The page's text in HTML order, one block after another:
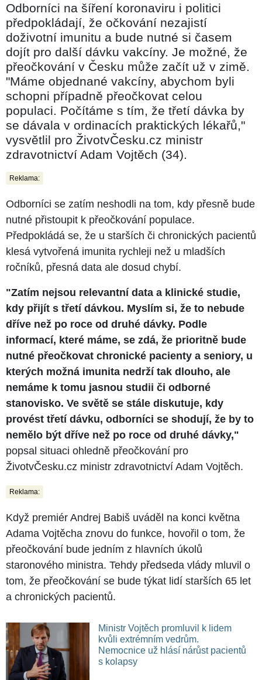
Odborníci na šíření koronaviru i politici
předpokládají, že očkování nezajistí
doživotní imunitu a bude nutné si časem
dojít pro další dávku vakcíny. Je možné, že
přeočkování v Česku může začít už v zimě.
"Máme objednané vakcíny, abychom byli
schopni případně přeočkovat celou
populaci. Počítáme s tím, že třetí dávka by
se dávala v ordinacích praktických lékařů,"
vysvětlil pro ŽivotvČesku.cz ministr
zdravotnictví Adam Vojtěch (34).
Reklama:
Odborníci se zatím neshodli na tom, kdy přesně bude
nutné přistoupit k přeočkování populace.
Předpokládá se, že u starších či chronických pacientů
klesá vytvořená imunita rychleji než u mladších
ročníků, přesná data ale dosud chybí.
"Zatím nejsou relevantní data a klinické studie,
kdy přijít s třetí dávkou. Myslím si, že to nebude
dříve než po roce od druhé dávky. Podle
informací, které máme, se zdá, že prioritně bude
nutné přeočkovat chronické pacienty a seniory, u
kterých možná imunita nedrží tak dlouho, ale
nemáme k tomu jasnou studii či odborné
stanovisko. Ve světě se stále diskutuje, kdy
provést třetí dávku, odborníci se shodují, že by to
nemělo být dříve než po roce od druhé dávky,"
popsal situaci ohledně přeočkování pro
ŽivotvČesku.cz ministr zdravotnictví Adam Vojtěch.
Reklama:
Když premiér Andrej Babiš uváděl na konci května
Adama Vojtěcha znovu do funkce, hovořil o tom, že
přeočkování bude jedním z hlavních úkolů
staronového ministra. Tehdy předseda vlády mluvil o
tom, že přeočkování se bude týkat lidí starších 65 let
a chronických pacientů.
Ministr Vojtěch promluvil k lidem
kvůli extrémním vedrům.
Nemocnice už hlásí nárůst pacientů
s kolapsy